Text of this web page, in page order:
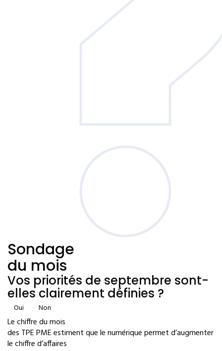
Sondage
du mois
Vos priorités de septembre sont-
elles clairement définies ?
Oui Non
Le chiffre du mois
des TPE PME estiment que le numérique permet d’augmenter
le chiffre d’affaires